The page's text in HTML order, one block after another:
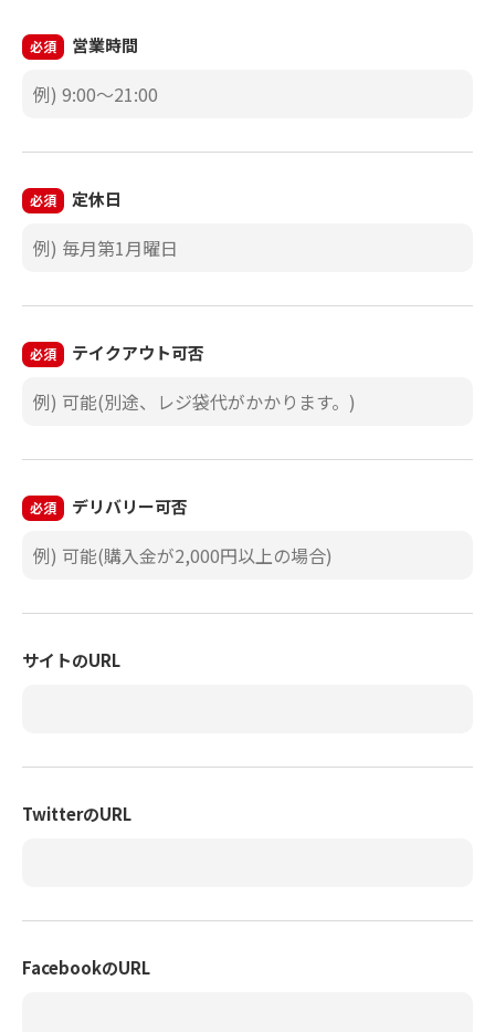
必須 営業時間
必須 定休日
必須 テイクアウト可否
必須 デリバリー可否
サイトのURL
TwitterのURL
FacebookのURL